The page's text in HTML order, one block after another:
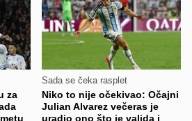
za
Sada se čeka rasplet
Niko to nije očekivao: Očajni
Julian Alvarez večeras je
uradio ono što je valjda i